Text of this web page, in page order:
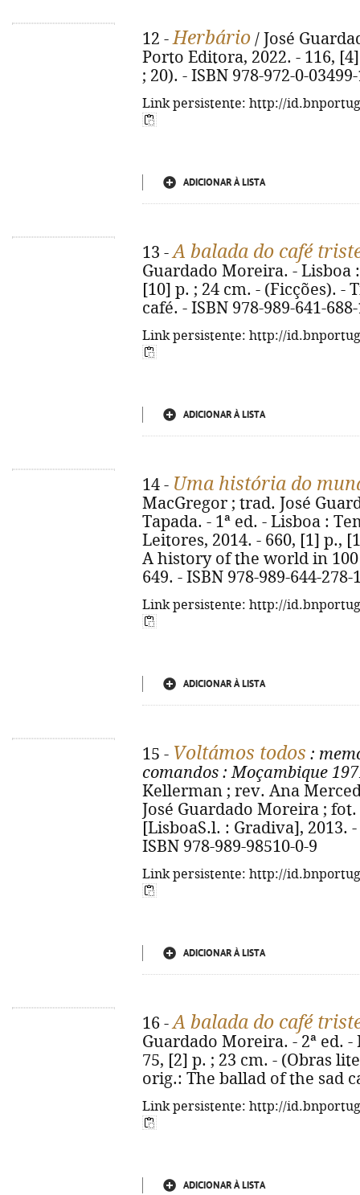
12 -Herbário / José
Porto Editora, 2022. - 116,
; 20). - ISBN 978-972-0-
Link persistente: http://
ADICIONAR À LISTA
13 -A balada do café
Guardado Moreira. - Lisboa
[10] p. ; 24 cm. - (Ficções).
café. - ISBN 978-989-641-
Link persistente: http://
ADICIONAR À LISTA
14 - Uma história do
MacGregor ; trad. José
Tapada. - 1ª ed. - Lisboa :
Leitores, 2014. - 660, [1] p.,
A history of the world in
649. - ISBN 978-989-644-278-
Link persistente: http://
ADICIONAR À LISTA
15 - Voltámos todos :
comandos : Moçambique
Kellerman ; rev. Ana
José Guardado Moreira ; fot.
[LisboaS.l. : Gradiva], 2013.
ISBN 978-989-98510-0-9
Link persistente: http://
ADICIONAR À LISTA
16 -A balada do café
Guardado Moreira. - 2ª ed. -
75, [2] p. ; 23 cm. - (Obras
orig.: The ballad of the sad
Link persistente: http://
ADICIONAR À LISTA